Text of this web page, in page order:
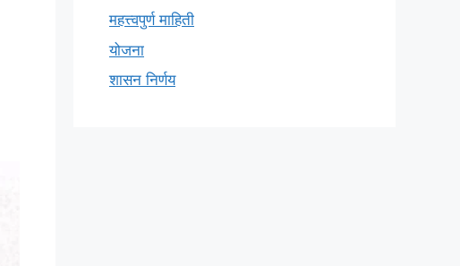
महत्त्वपुर्ण माहिती
योजना
शासन निर्णय